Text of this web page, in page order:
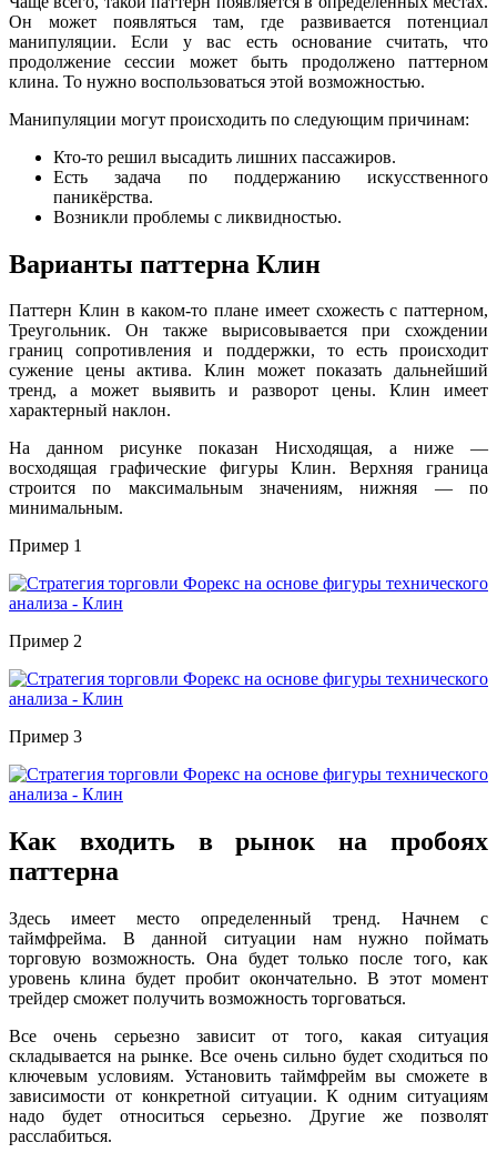
Он может появляться там, где развивается потенциал
манипуляции. Если у вас есть основание считать, что
продолжение сессии может быть продолжено паттерном
клина. То нужно воспользоваться этой возможностью.
Манипуляции могут происходить по следующим причинам:
Кто-то решил высадить лишних пассажиров.
Есть задача по поддержанию искусственного
паникёрства.
Возникли проблемы с ликвидностью.
Варианты паттерна Клин
Паттерн Клин в каком-то плане имеет схожесть с паттерном,
Треугольник. Он также вырисовывается при схождении
границ сопротивления и поддержки, то есть происходит
сужение цены актива. Клин может показать дальнейший
тренд, а может выявить и разворот цены. Клин имеет
характерный наклон.
На данном рисунке показан Нисходящая, а ниже —
восходящая графические фигуры Клин. Верхняя граница
строится по максимальным значениям, нижняя — по
минимальным.
Пример 1
Пример 2
Пример 3
Как входить в рынок на пробоях
паттерна
Здесь имеет место определенный тренд. Начнем с
таймфрейма. В данной ситуации нам нужно поймать
торговую возможность. Она будет только после того, как
уровень клина будет пробит окончательно. В этот момент
трейдер сможет получить возможность торговаться.
Все очень серьезно зависит от того, какая ситуация
складывается на рынке. Все очень сильно будет сходиться по
ключевым условиям. Установить таймфрейм вы сможете в
зависимости от конкретной ситуации. К одним ситуациям
надо будет относиться серьезно. Другие же позволят
расслабиться.